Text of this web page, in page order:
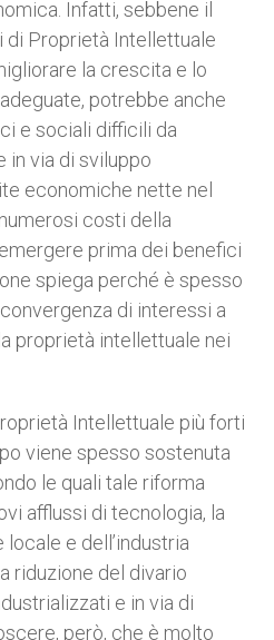
Infatti, sebbene il
Proprietà Intellettuale
la crescita e lo
potrebbe anche
e sociali difficili da
in via di sviluppo
economiche nette nel
costi della
prima dei benefici
spiega perché è spesso
di interessi a
proprietà intellettuale nei
Intellettuale più forti
viene spesso sostenuta
le quali tale riforma
afflussi di tecnologia, la
locale e dell’industria
riduzione del divario
e in via di
però, che è molto